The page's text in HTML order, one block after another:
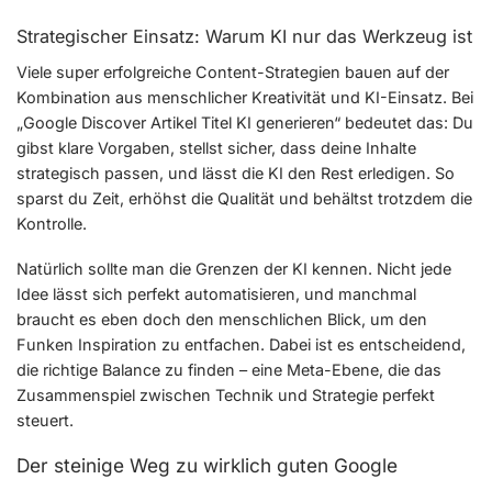
Strategischer Einsatz: Warum KI nur das Werkzeug ist
Viele super erfolgreiche Content-Strategien bauen auf der
Kombination aus menschlicher Kreativität und KI-Einsatz. Bei
„Google Discover Artikel Titel KI generieren“ bedeutet das: Du
gibst klare Vorgaben, stellst sicher, dass deine Inhalte
strategisch passen, und lässt die KI den Rest erledigen. So
sparst du Zeit, erhöhst die Qualität und behältst trotzdem die
Kontrolle.
Natürlich sollte man die Grenzen der KI kennen. Nicht jede
Idee lässt sich perfekt automatisieren, und manchmal
braucht es eben doch den menschlichen Blick, um den
Funken Inspiration zu entfachen. Dabei ist es entscheidend,
die richtige Balance zu finden – eine Meta-Ebene, die das
Zusammenspiel zwischen Technik und Strategie perfekt
steuert.
Der steinige Weg zu wirklich guten Google